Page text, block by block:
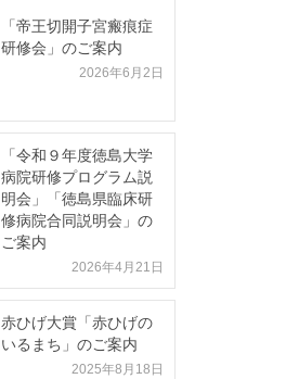
「帝王切開子宮瘢痕症
研修会」のご案内
2026年6月2日
「令和９年度徳島大学
病院研修プログラム説
明会」「徳島県臨床研
修病院合同説明会」の
ご案内
2026年4月21日
赤ひげ大賞「赤ひげの
いるまち」のご案内
2025年8月18日